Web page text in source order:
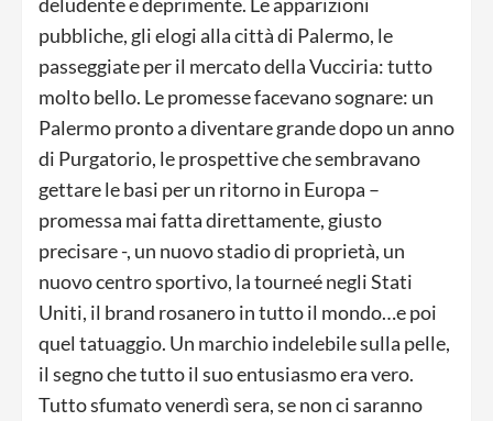
pubbliche, gli elogi alla città di Palermo, le
passeggiate per il mercato della Vucciria: tutto
molto bello. Le promesse facevano sognare: un
Palermo pronto a diventare grande dopo un anno
di Purgatorio, le prospettive che sembravano
gettare le basi per un ritorno in Europa –
promessa mai fatta direttamente, giusto
precisare -, un nuovo stadio di proprietà, un
nuovo centro sportivo, la tourneé negli Stati
Uniti, il brand rosanero in tutto il mondo…e poi
quel tatuaggio. Un marchio indelebile sulla pelle,
il segno che tutto il suo entusiasmo era vero.
Tutto sfumato venerdì sera, se non ci saranno